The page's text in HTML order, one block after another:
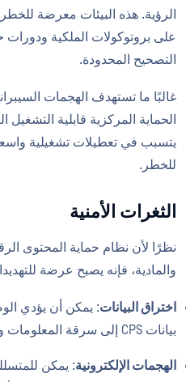
الرؤية. هذه البيئات معرضة
على بروتوكولات الملكية ودورات
التصحيح المحدودة.
غالبًا ما تستهدف الهجمات
الحماية المركزية قابلية التشغيل
يتسبب في تعطيلات تشغيلية
للخطر.
الثغرات الأمنية
نظرًا لأن نظام حماية المحتوى
والمادية، فإنه يصبح عرضة
اختراق البيانات: يمكن أن يؤدي
بيانات CPS إلى سرقة المعلومات واختراق النظام.
الهجمات الإلكترونية